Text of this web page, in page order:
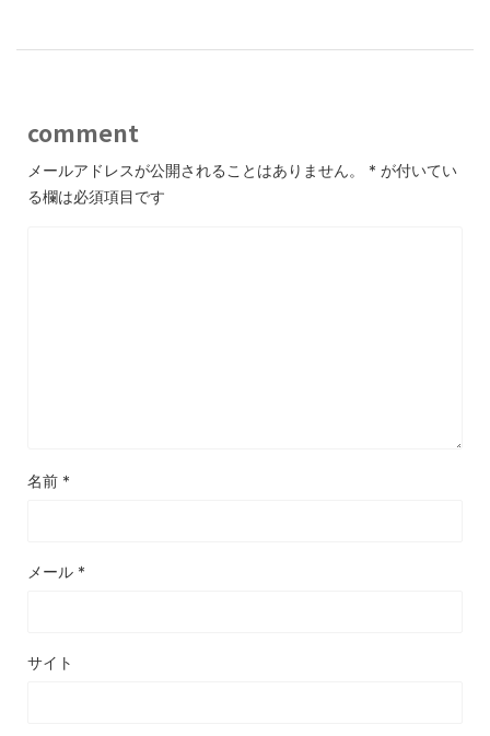
comment
メールアドレスが公開されることはありません。 * が付いてい
る欄は必須項目です
名前 *
メール *
サイト